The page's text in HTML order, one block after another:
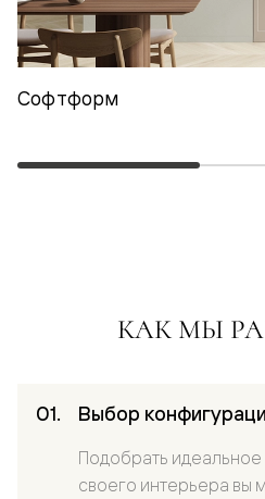
Софтформ
КАК МЫ
Выбор
Подобрать
своего интерьера вы